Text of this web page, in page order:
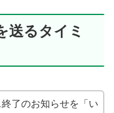
送るタイミ
了のお知らせを「い